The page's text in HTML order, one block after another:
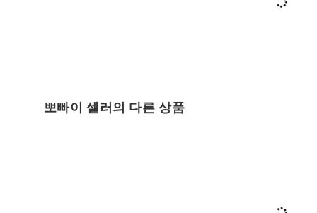
뽀빠이 셀러의 다른 상품